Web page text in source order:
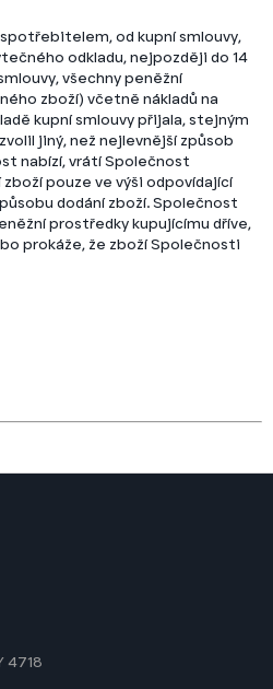
od kupní smlouvy,
odkladu, nejpozději do 14
všechny peněžní
zboží) včetně nákladů na
kupní smlouvy přijala, stejným
jiný, než nejlevnější způsob
nabízí, vrátí Společnost
pouze ve výši odpovídající
dodání zboží. Společnost
prostředky kupujícímu dříve,
prokáže, že zboží Společnosti
4718